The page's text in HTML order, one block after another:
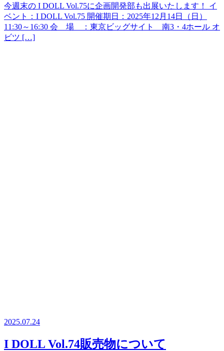
今週末の I DOLL Vol.75に企画開発部も出展いたします！ イ
ベント：I DOLL Vol.75 開催期日：2025年12月14日（日）
11:30～16:30 会 場 ：東京ビッグサイト 南3・4ホール オ
ビツ […]
2025.07.24
I DOLL Vol.74販売物について